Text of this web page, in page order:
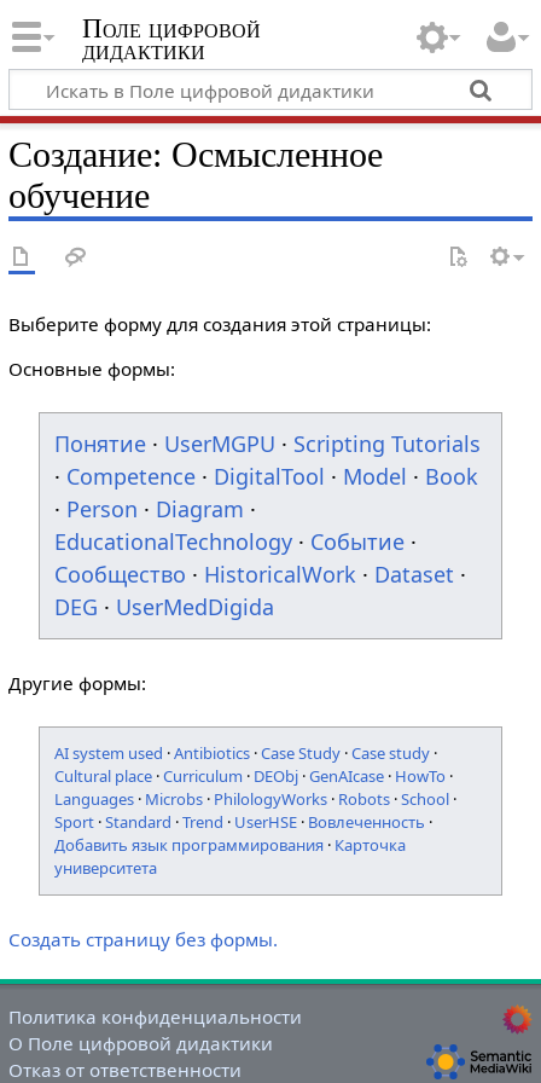
Поле цифровой
дидактики
Создание: Осмысленное
обучение
Выберите форму для создания этой страницы:
Основные формы:
Понятие · UserMGPU · Scripting Tutorials
· Competence · DigitalTool · Model · Book
· Person · Diagram ·
EducationalTechnology · Событие ·
Сообщество · HistoricalWork · Dataset ·
DEG · UserMedDigida
Другие формы:
AI system used ·Antibiotics ·Case Study ·Case study ·
Cultural place ·Curriculum · DEObj ·GenAIcase · HowTo ·
Languages · Microbs · PhilologyWorks · Robots ·School ·
Sport ·Standard ·Trend · UserHSE · Вовлеченность ·
Добавить язык программирования · Карточка
университета
Создать страницу без формы.
Политика конфиденциальности
О Поле цифровой дидактики
Отказ от ответственности